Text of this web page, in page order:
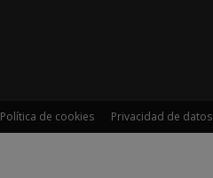
Política de cookies Privacidad de datos